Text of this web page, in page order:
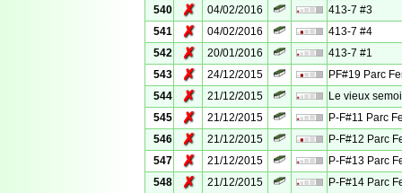
540
✗ 04/02/2016
413-7 #3
541
✗ 04/02/2016
413-7 #4
542
✗ 20/01/2016
413-7 #1
543
✗ 24/12/2015
PF#19 Parc
544
✗ 21/12/2015
Le vieux
545
✗ 21/12/2015
P-F#11 Parc
546
✗ 21/12/2015
P-F#12 Parc
547
✗ 21/12/2015
P-F#13 Parc
548
✗ 21/12/2015
P-F#14 Parc